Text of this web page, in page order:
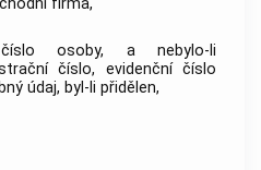
firma,
číslo osoby, a nebylo-li
číslo, evidenční číslo
údaj, byl-li přidělen,